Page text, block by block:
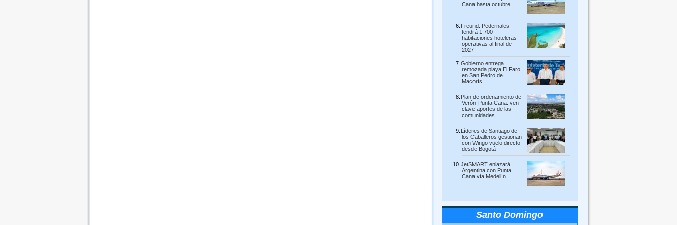
Cana hasta octubre
Freund: Pedernales
tendrá 1,700
habitaciones hoteleras
operativas al final de
2027
Gobierno entrega
remozada playa El Faro
en San Pedro de
Macorís
Plan de ordenamiento de
Verón-Punta Cana: ven
clave aportes de las
comunidades
Líderes de Santiago de
los Caballeros gestionan
con Wingo vuelo directo
desde Bogotá
JetSMART enlazará
Argentina con Punta
Cana vía Medellín
Santo Domingo